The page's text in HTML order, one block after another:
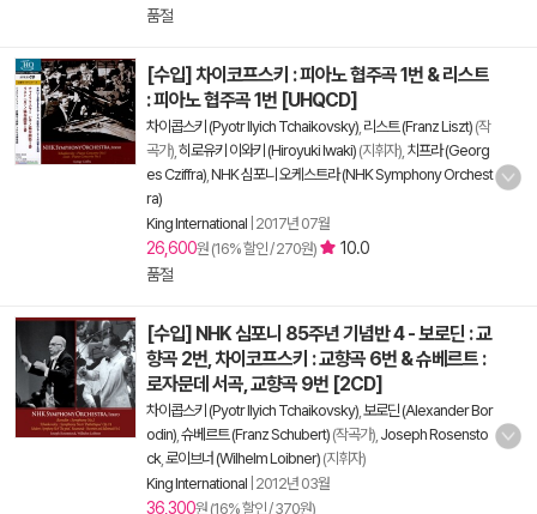
품절
[수입] 차이코프스키 : 피아노 협주곡 1번 & 리스트
: 피아노 협주곡 1번 [UHQCD]
차이콥스키 (Pyotr Ilyich Tchaikovsky) 리스트 (Franz Liszt) (작
곡가), 히로유키 이와키 (Hiroyuki Iwaki) (지휘자), 치프라 (Georg
es Cziffra) NHK 심포니 오케스트라 (NHK Symphony Orchest
ra)
King International 2017년 07월
26,600원 (16% 할인 / 270원)
10.0
품절
[수입] NHK 심포니 85주년 기념반 4 - 보로딘 : 교
향곡 2번, 차이코프스키 : 교향곡 6번 & 슈베르트 :
로자문데 서곡, 교향곡 9번 [2CD]
차이콥스키 (Pyotr Ilyich Tchaikovsky) 보로딘 (Alexander Bor
odin) 슈베르트 (Franz Schubert) (작곡가), Joseph Rosensto
ck, 로이브너 (Wilhelm Loibner) (지휘자)
King International 2012년 03월
36,300원 (16% 할인 / 370원)